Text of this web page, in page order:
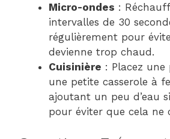
Micro-ondes :
intervalles de 30
régulièrement pour
devienne trop chaud.
Cuisinière : Placez
une petite casserole à
ajoutant un peu d’eau
pour éviter que cela ne